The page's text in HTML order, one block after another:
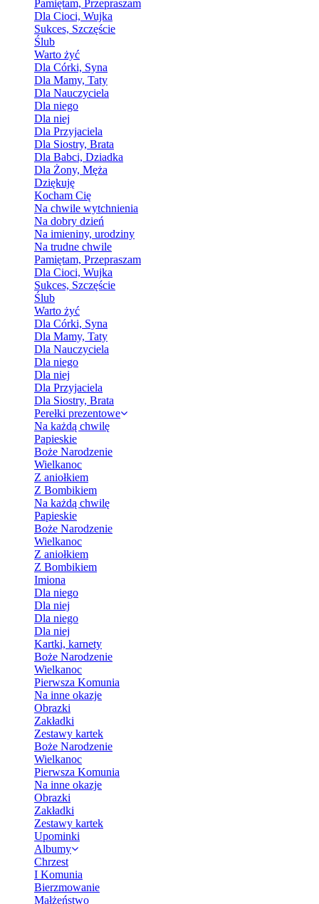
Pamiętam, Przepraszam
Dla Cioci, Wujka
Sukces, Szczęście
Ślub
Warto żyć
Dla Córki, Syna
Dla Mamy, Taty
Dla Nauczyciela
Dla niego
Dla niej
Dla Przyjaciela
Dla Siostry, Brata
Dla Babci, Dziadka
Dla Żony, Męża
Dziękuję
Kocham Cię
Na chwile wytchnienia
Na dobry dzień
Na imieniny, urodziny
Na trudne chwile
Pamiętam, Przepraszam
Dla Cioci, Wujka
Sukces, Szczęście
Ślub
Warto żyć
Dla Córki, Syna
Dla Mamy, Taty
Dla Nauczyciela
Dla niego
Dla niej
Dla Przyjaciela
Dla Siostry, Brata
Perełki prezentowe
Na każdą chwilę
Papieskie
Boże Narodzenie
Wielkanoc
Z aniołkiem
Z Bombikiem
Na każdą chwilę
Papieskie
Boże Narodzenie
Wielkanoc
Z aniołkiem
Z Bombikiem
Imiona
Dla niego
Dla niej
Dla niego
Dla niej
Kartki, karnety
Boże Narodzenie
Wielkanoc
Pierwsza Komunia
Na inne okazje
Obrazki
Zakładki
Zestawy kartek
Boże Narodzenie
Wielkanoc
Pierwsza Komunia
Na inne okazje
Obrazki
Zakładki
Zestawy kartek
Upominki
Albumy
Chrzest
I Komunia
Bierzmowanie
Małżeństwo